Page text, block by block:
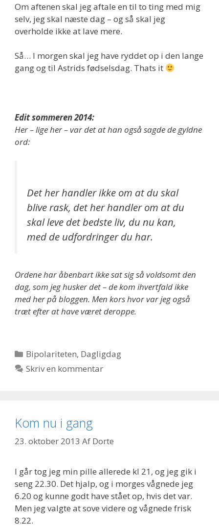
Om aftenen skal jeg aftale en til to ting med mig
selv, jeg skal næste dag – og så skal jeg
overholde ikke at lave mere.
Så… I morgen skal jeg have ryddet op i den lange
gang og til Astrids fødselsdag. Thats it
Edit sommeren 2014:
Her – lige her – var det at han også sagde de gyldne
ord:
Det her handler ikke om at du skal
blive rask, det her handler om at du
skal leve det bedste liv, du nu kan,
med de udfordringer du har.
Ordene har åbenbart ikke sat sig så voldsomt den
dag, som jeg husker det – de kom ihvertfald ikke
med her på bloggen. Men kors hvor var jeg også
træt efter at have været deroppe.
Kategorier
Bipolariteten, Dagligdag
Skriv en kommentar
Kom nu i gang
23. oktober 2013 Af Dorte
I går tog jeg min pille allerede kl 21, og jeg gik i
seng 22.30. Det hjalp, og i morges vågnede jeg
6.20 og kunne godt have stået op, hvis det var.
Men jeg valgte at sove videre og vågnede frisk
8.22.